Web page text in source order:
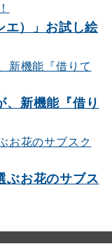
）」お試し絵
、新機能『借り
ぶお花のサブス